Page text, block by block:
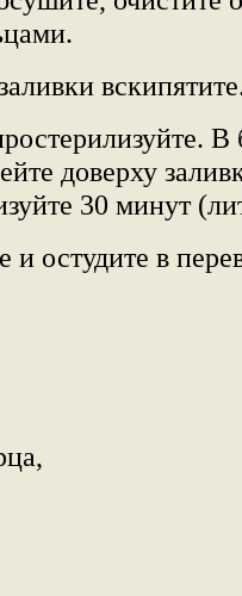
В
доверху
30 минут
и остудите в